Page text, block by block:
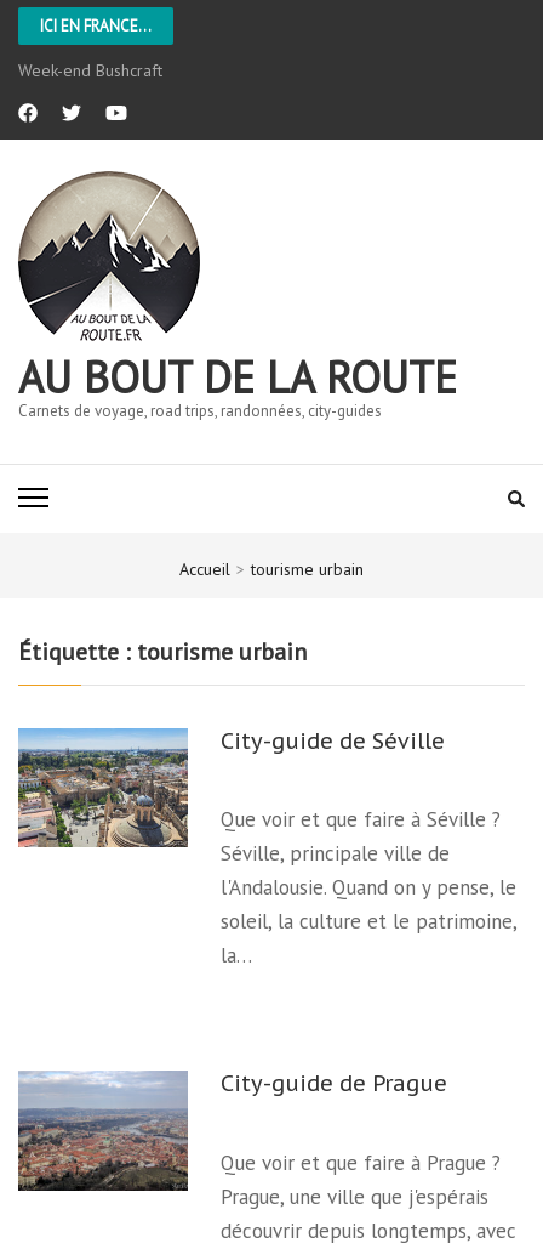
ICI EN FRANCE...
Week-end Bushcraft
AU BOUT DE LA ROUTE
Carnets de voyage, road trips, randonnées, city-guides
Accueil > tourisme urbain
Étiquette : tourisme urbain
City-guide de Séville
Que voir et que faire à Séville ?
Séville, principale ville de
l'Andalousie. Quand on y pense, le
soleil, la culture et le patrimoine,
la…
City-guide de Prague
Que voir et que faire à Prague ?
Prague, une ville que j'espérais
découvrir depuis longtemps, avec